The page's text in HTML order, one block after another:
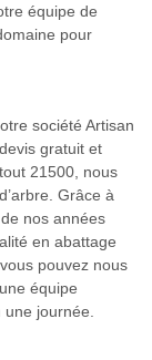
équipe de
pour
société Artisan
gratuit et
21500, nous
Grâce à
nos années
en abattage
pouvez nous
équipe
journée.